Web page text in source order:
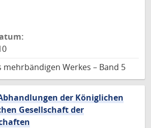
mehrbändigen Werkes – Band 5
der Königlichen
Gesellschaft der